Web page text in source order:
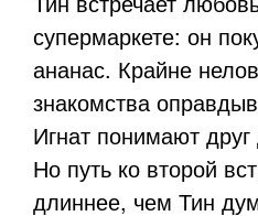
супермаркете: он
ананас. Крайне
знакомства
Игнат понимают
Но путь ко второй
длиннее, чем Тин